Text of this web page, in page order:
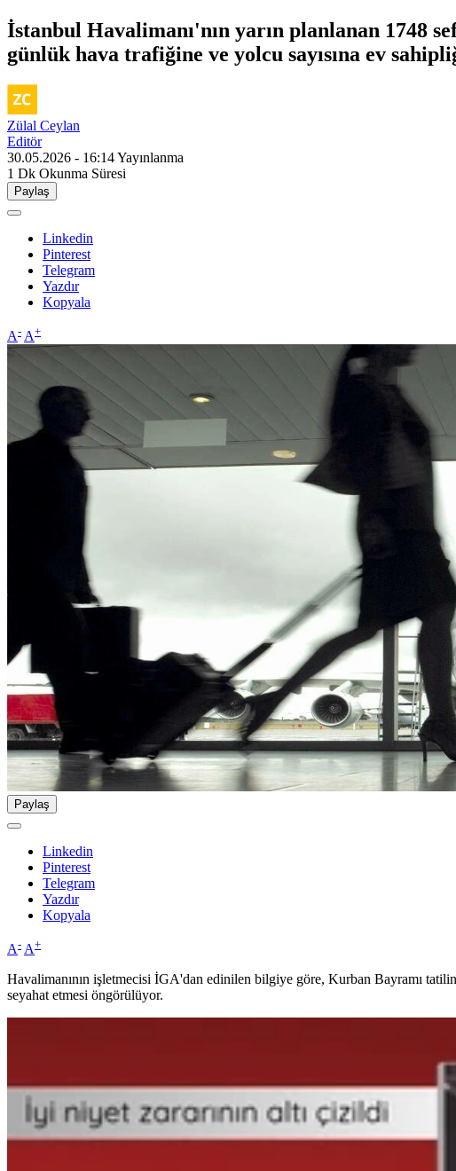
İstanbul Havalimanı'nın yarın planlanan 1748
günlük hava trafiğine ve yolcu sayısına ev
Zülal Ceylan
Editör
30.05.2026 - 16:14Yayınlanma
1 Dk Okunma Süresi
Paylaş
Linkedin
Pinterest
Telegram
Yazdır
Kopyala
A- A+
Paylaş
Linkedin
Pinterest
Telegram
Yazdır
Kopyala
A- A+
Havalimanının işletmecisi İGA'dan edinilen bilgiye göre, Kurban Bayramı
seyahat etmesi öngörülüyor.